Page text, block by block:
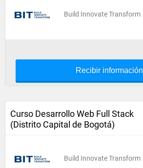
Build Innovate Transform
Recibir información
Curso Desarrollo Web Full Stack
(Distrito Capital de Bogotá)
Build Innovate Transform